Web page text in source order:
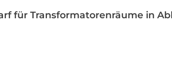
für Transformatorenräume in